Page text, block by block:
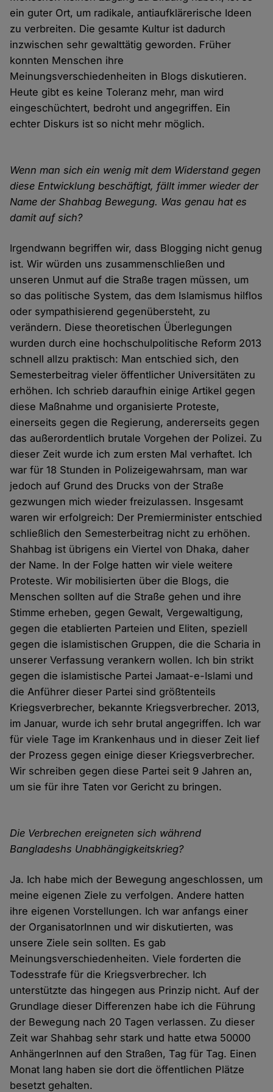
ein guter Ort, um radikale, antiaufklärerische Ideen
zu verbreiten. Die gesamte Kultur ist dadurch
inzwischen sehr gewalttätig geworden. Früher
konnten Menschen ihre
Meinungsverschiedenheiten in Blogs diskutieren.
Heute gibt es keine Toleranz mehr, man wird
eingeschüchtert, bedroht und angegriffen. Ein
echter Diskurs ist so nicht mehr möglich.
Wenn man sich ein wenig mit dem Widerstand gegen
diese Entwicklung beschäftigt, fällt immer wieder der
Name der Shahbag Bewegung. Was genau hat es
damit auf sich?
Irgendwann begriffen wir, dass Blogging nicht genug
ist. Wir würden uns zusammenschließen und
unseren Unmut auf die Straße tragen müssen, um
so das politische System, das dem Islamismus hilflos
oder sympathisierend gegenübersteht, zu
verändern. Diese theoretischen Überlegungen
wurden durch eine hochschulpolitische Reform 2013
schnell allzu praktisch: Man entschied sich, den
Semesterbeitrag vieler öffentlicher Universitäten zu
erhöhen. Ich schrieb daraufhin einige Artikel gegen
diese Maßnahme und organisierte Proteste,
einerseits gegen die Regierung, andererseits gegen
das außerordentlich brutale Vorgehen der Polizei. Zu
dieser Zeit wurde ich zum ersten Mal verhaftet. Ich
war für 18 Stunden in Polizeigewahrsam, man war
jedoch auf Grund des Drucks von der Straße
gezwungen mich wieder freizulassen. Insgesamt
waren wir erfolgreich: Der Premierminister entschied
schließlich den Semesterbeitrag nicht zu erhöhen.
Shahbag ist übrigens ein Viertel von Dhaka, daher
der Name. In der Folge hatten wir viele weitere
Proteste. Wir mobilisierten über die Blogs, die
Menschen sollten auf die Straße gehen und ihre
Stimme erheben, gegen Gewalt, Vergewaltigung,
gegen die etablierten Parteien und Eliten, speziell
gegen die islamistischen Gruppen, die die Scharia in
unserer Verfassung verankern wollen. Ich bin strikt
gegen die islamistische Partei Jamaat-e-Islami und
die Anführer dieser Partei sind größtenteils
Kriegsverbrecher, bekannte Kriegsverbrecher. 2013,
im Januar, wurde ich sehr brutal angegriffen. Ich war
für viele Tage im Krankenhaus und in dieser Zeit lief
der Prozess gegen einige dieser Kriegsverbrecher.
Wir schreiben gegen diese Partei seit 9 Jahren an,
um sie für ihre Taten vor Gericht zu bringen.
Die Verbrechen ereigneten sich während
Bangladeshs Unabhängigkeitskrieg?
Ja. Ich habe mich der Bewegung angeschlossen, um
meine eigenen Ziele zu verfolgen. Andere hatten
ihre eigenen Vorstellungen. Ich war anfangs einer
der OrganisatorInnen und wir diskutierten, was
unsere Ziele sein sollten. Es gab
Meinungsverschiedenheiten. Viele forderten die
Todesstrafe für die Kriegsverbrecher. Ich
unterstützte das hingegen aus Prinzip nicht. Auf der
Grundlage dieser Differenzen habe ich die Führung
der Bewegung nach 20 Tagen verlassen. Zu dieser
Zeit war Shahbag sehr stark und hatte etwa 50000
AnhängerInnen auf den Straßen, Tag für Tag. Einen
Monat lang haben sie dort die öffentlichen Plätze
besetzt gehalten.